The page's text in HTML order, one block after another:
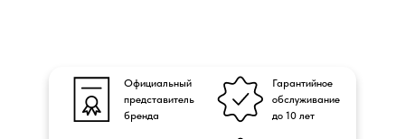
Официальный
представитель
бренда
Гарантийное
обслуживание
до 10 лет